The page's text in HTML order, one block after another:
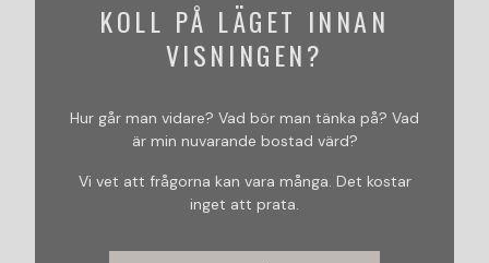
KOLL PÅ LÄGET INNAN
VISNINGEN?
Hur går man vidare? Vad bör man tänka på? Vad
är min nuvarande bostad värd?
Vi vet att frågorna kan vara många. Det kostar
inget att prata.